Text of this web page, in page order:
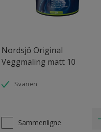
Nordsjö Original
Veggmaling matt 10
Svanen
Sammenligne